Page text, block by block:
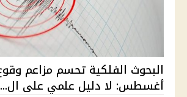
أغسطس: لا دليل علمي على ال...